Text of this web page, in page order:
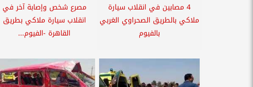
4 مصابين في انقلاب سيارة
ملاكي بالطريق الصحراوي الغربي
بالفيوم
مصرع شخص وإصابة آخر في
انقلاب سيارة ملاكي بطريق
القاهرة -الفيوم...